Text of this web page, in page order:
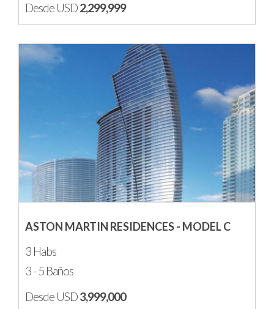
Desde USD2,299,999
ASTON MARTIN RESIDENCES - MODEL C
3 Habs
3 - 5 Baños
Desde USD3,999,000